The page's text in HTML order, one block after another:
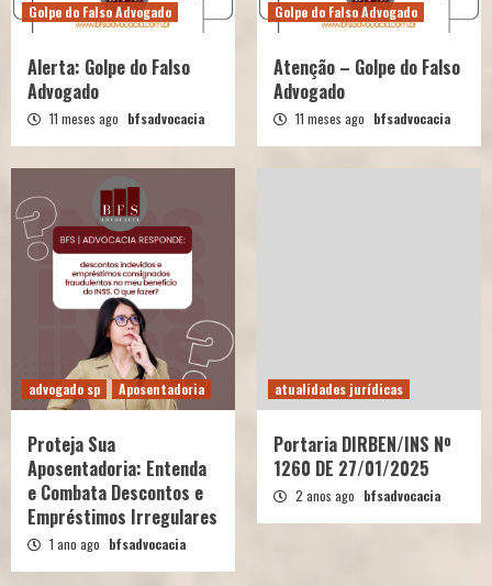
Golpe do Falso Advogado
Alerta: Golpe do Falso
Advogado
11 meses ago bfsadvocacia
Golpe do Falso Advogado
Atenção – Golpe do Falso
Advogado
11 meses ago bfsadvocacia
advogado sp Aposentadoria
Proteja Sua
Aposentadoria: Entenda
e Combata Descontos e
Empréstimos Irregulares
1 ano ago bfsadvocacia
atualidades jurídicas
Portaria DIRBEN/INS Nº
1260 DE 27/01/2025
2 anos ago bfsadvocacia